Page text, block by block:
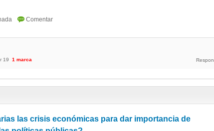
19 1 marca
las crisis económicas para dar importancia de